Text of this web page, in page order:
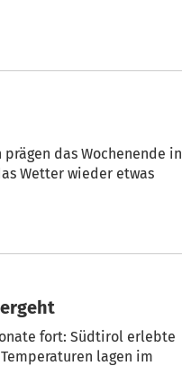
das Wochenende in
Wetter wieder etwas
fort: Südtirol erlebte
lagen im